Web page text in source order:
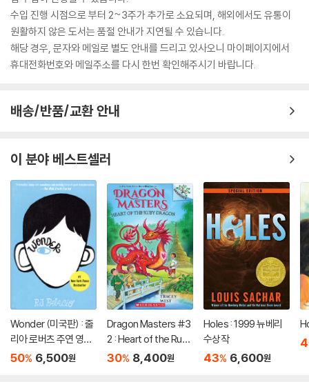
수입 진행 시점으로 부터 2~3주가 추가로 소요되며, 해외에서도 유통이
원활하지 않은 도서는 품절 안내가 지연될 수 있습니다.
해당 경우, 문자와 메일로 별도 안내를 드리고 있사오니 마이페이지에서
휴대전화번호와 메일주소를 다시 한번 확인해주시기 바랍니다.
배송/반품/교환 안내
이 분야 베스트셀러
Wonder (미국판) : 줄
리아 로버츠 주연 영화
'원더' 원작 소설
50% 6,500원
Dragon Masters #3
2 : Heart of the Ruby
Dragon (A Branches
30% 8,400원
Holes : 1999 뉴베리
수상작
43% 6,600원